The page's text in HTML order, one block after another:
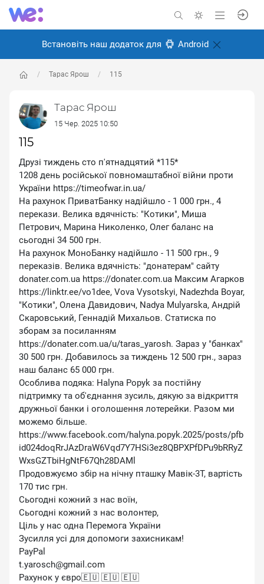
Встановіть наш додаток для Android
Тарас Ярош 115
Тарас Ярош
15 Чер. 2025 10:50
115
Друзі тиждень сто п'ятнадцятий *115*
1208 день російської повномаштабної війни проти
України https://timeofwar.in.ua/
На рахунок ПриватБанку надійшло - 1 000 грн., 4
перекази. Велика вдячність: ″Котики″, Миша
Петрович, Марина Николенко, Олег баланс на
сьогодні 34 500 грн.
На рахунок МоноБанку надійшло - 11 500 грн., 9
переказів. Велика вдячність: ″донатерам″ сайту
donater.com.ua https://donater.com.ua Максим Агарков
https://linktr.ee/vo1dee, Vova Vysotskyi, Nadezhda Boyar,
″Котики″, Олена Давидович, Nadya Mulyarska, Андрій
Скаровський, Геннадій Михальов. Статиска по
зборам за посиланням
https://donater.com.ua/u/taras_yarosh. Зараз у ″банках″
30 500 грн. Добавилось за тиждень 12 500 грн., зараз
наш баланс 65 000 грн.
Особлива подяка: Halyna Popyk за постійну
підтримку та об'єднання зусиль, дякую за відкриття
дружньої банки і оголошення лотерейки. Разом ми
можемо більше.
https://www.facebook.com/halyna.popyk.2025/posts/pfb
id024doqRrJAzDraW6Vqd7Y7HSi3ez8QBPXPfDPu9bRRyZ
WxsGZTbiHgNtF67Qh28DAMl
Продовжуємо збір на нічну пташку Мавік-3Т, вартість
170 тис грн.
Сьогодні кожний з нас воїн,
Сьогодні кожний з нас волонтер,
Ціль у нас одна Перемога України
Зусилля усі для допомоги захисникам!
PayPal
t.yarosch@gmail.com
Рахунок у євро🇪🇺 🇪🇺 🇪🇺